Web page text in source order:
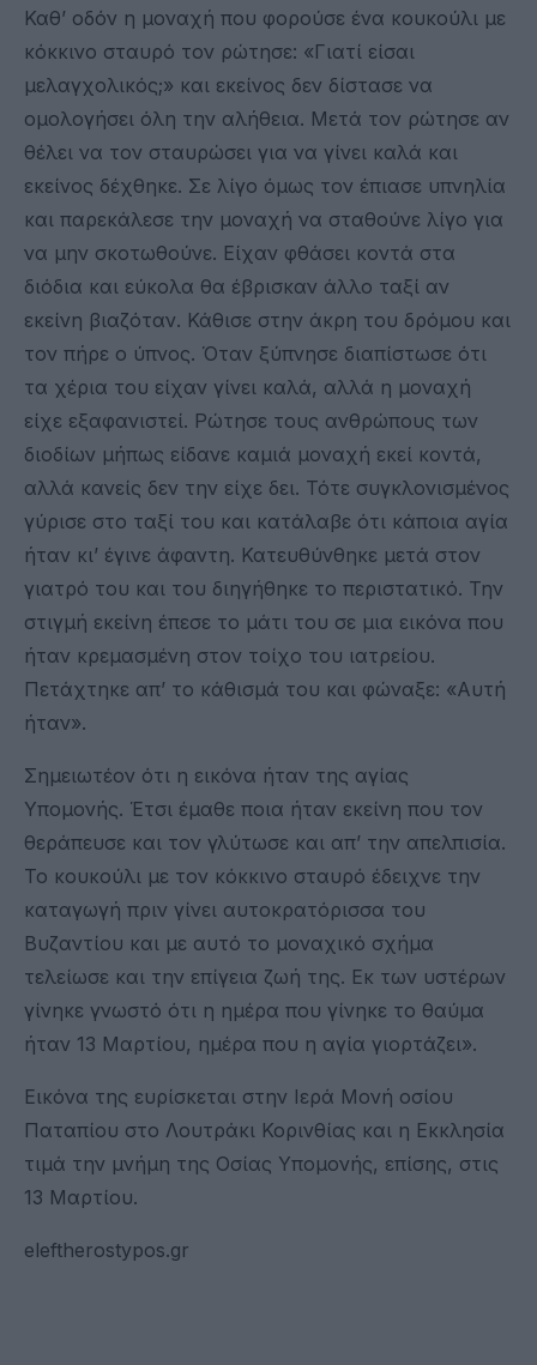
Καθ’ οδόν η μοναχή που φορούσε ένα κουκούλι με
κόκκινο σταυρό τον ρώτησε: «Γιατί είσαι
μελαγχολικός;» και εκείνος δεν δίστασε να
ομολογήσει όλη την αλήθεια. Μετά τον ρώτησε αν
θέλει να τον σταυρώσει για να γίνει καλά και
εκείνος δέχθηκε. Σε λίγο όμως τον έπιασε υπνηλία
και παρεκάλεσε την μοναχή να σταθούνε λίγο για
να μην σκοτωθούνε. Είχαν φθάσει κοντά στα
διόδια και εύκολα θα έβρισκαν άλλο ταξί αν
εκείνη βιαζόταν. Κάθισε στην άκρη του δρόμου και
τον πήρε ο ύπνος. Όταν ξύπνησε διαπίστωσε ότι
τα χέρια του είχαν γίνει καλά, αλλά η μοναχή
είχε εξαφανιστεί. Ρώτησε τους ανθρώπους των
διοδίων μήπως είδανε καμιά μοναχή εκεί κοντά,
αλλά κανείς δεν την είχε δει. Τότε συγκλονισμένος
γύρισε στο ταξί του και κατάλαβε ότι κάποια αγία
ήταν κι’ έγινε άφαντη. Κατευθύνθηκε μετά στον
γιατρό του και του διηγήθηκε το περιστατικό. Την
στιγμή εκείνη έπεσε το μάτι του σε μια εικόνα που
ήταν κρεμασμένη στον τοίχο του ιατρείου.
Πετάχτηκε απ’ το κάθισμά του και φώναξε: «Αυτή
ήταν».
Σημειωτέον ότι η εικόνα ήταν της αγίας
Υπομονής. Έτσι έμαθε ποια ήταν εκείνη που τον
θεράπευσε και τον γλύτωσε και απ’ την απελπισία.
Το κουκούλι με τον κόκκινο σταυρό έδειχνε την
καταγωγή πριν γίνει αυτοκρατόρισσα του
Βυζαντίου και με αυτό το μοναχικό σχήμα
τελείωσε και την επίγεια ζωή της. Εκ των υστέρων
γίνηκε γνωστό ότι η ημέρα που γίνηκε το θαύμα
ήταν 13 Μαρτίου, ημέρα που η αγία γιορτάζει».
Εικόνα της ευρίσκεται στην Ιερά Μονή οσίου
Παταπίου στο Λουτράκι Κορινθίας και η Εκκλησία
τιμά την μνήμη της Οσίας Υπομονής, επίσης, στις
13 Μαρτίου.
eleftherostypos.gr